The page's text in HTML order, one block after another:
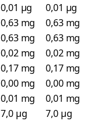
0,01 µg
0,01 µg
0,63 mg
0,63 mg
0,63 mg
0,63 mg
0,02 mg
0,02 mg
0,17 mg
0,17 mg
0,00 mg
0,00 mg
0,01 mg
0,01 mg
7,0 µg
7,0 µg